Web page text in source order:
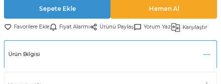
Sepete Ekle Hemen Al
Fiyat Alarmı Ürünü Paylaş Yorum Yaz Karşılaştır
Ürün Bilgisi